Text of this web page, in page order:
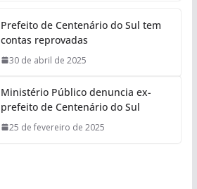
Prefeito de Centenário do Sul tem
contas reprovadas
30 de abril de 2025
Ministério Público denuncia ex-
prefeito de Centenário do Sul
25 de fevereiro de 2025